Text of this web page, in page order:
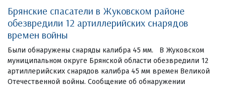
Брянские спасатели в Жуковском районе
обезвредили 12 артиллерийских снарядов
времен войны
Были обнаружены снаряды калибра 45 мм. В Жуковском
муниципальном округе Брянской области обезвредили 12
артиллерийских снарядов калибра 45 мм времен Великой
Отечественной войны. Сообщение об обнаружении